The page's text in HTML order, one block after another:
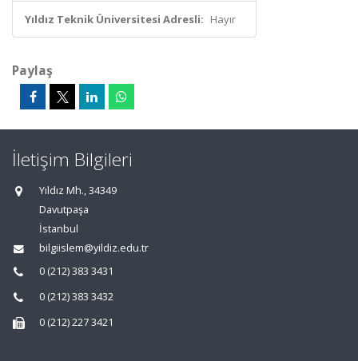
Yıldız Teknik Üniversitesi Adresli: Hayır
Paylaş
İletişim Bilgileri
Yıldız Mh., 34349
Davutpaşa
İstanbul
bilgiislem@yildiz.edu.tr
0 (212) 383 3431
0 (212) 383 3432
0 (212) 227 3421